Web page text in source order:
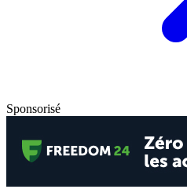
Sponsorisé